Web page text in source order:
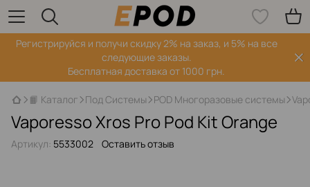
Регистрируйся‌ и получи скидку 2% на заказ, и 5% на все
следующие заказы.
Бесплатная доставка от 1000 грн.
📙 Каталог Под Системы POD Многоразовые системы
Vaporesso Xros Pro Pod Kit Orange
Артикул: 5533002 Оставить отзыв